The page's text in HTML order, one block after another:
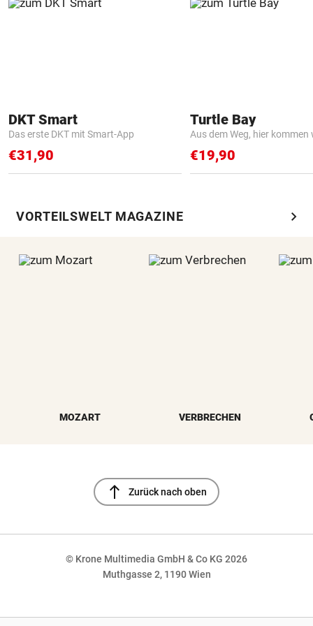
DKT Smart
Das erste DKT mit Smart-App
€31,90
Turtle Bay
Aus dem Weg, hier kommen
€19,90
VORTEILSWELT MAGAZINE chevron_right
MOZART VERBRECHEN
north Zurück nach oben
© Krone Multimedia GmbH & Co KG 2026
Muthgasse 2, 1190 Wien
NaN%